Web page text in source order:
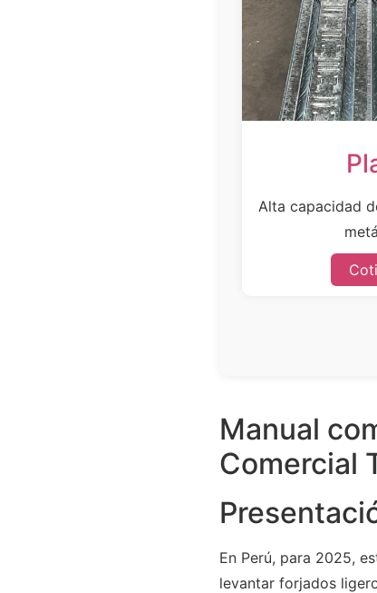
Alta capacidad
Manual
Comercial
En Perú, para 2025,
levantar forjados